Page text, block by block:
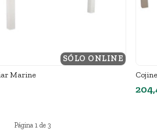
SÓLO ONLINE
Marine
Página 1 de 3